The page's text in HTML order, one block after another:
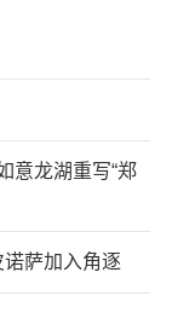
意龙湖重写“郑
萨加入角逐